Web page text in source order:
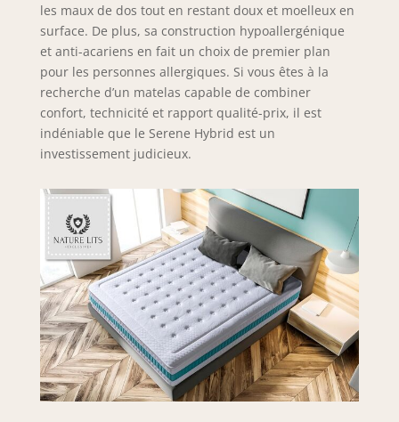
les maux de dos tout en restant doux et moelleux en
surface. De plus, sa construction hypoallergénique
et anti-acariens en fait un choix de premier plan
pour les personnes allergiques. Si vous êtes à la
recherche d’un matelas capable de combiner
confort, technicité et rapport qualité-prix, il est
indéniable que le Serene Hybrid est un
investissement judicieux.